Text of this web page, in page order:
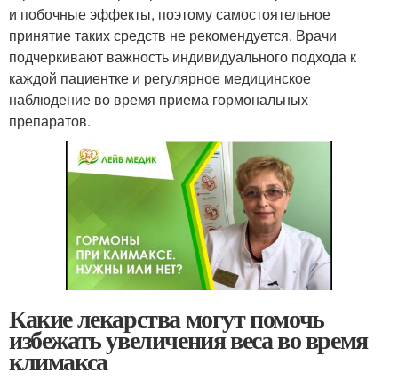
и побочные эффекты, поэтому самостоятельное
принятие таких средств не рекомендуется. Врачи
подчеркивают важность индивидуального подхода к
каждой пациентке и регулярное медицинское
наблюдение во время приема гормональных
препаратов.
Какие лекарства могут помочь
избежать увеличения веса во время
климакса